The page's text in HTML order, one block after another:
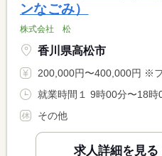
ンなごみ）
株式会社 松
香川県高松市
200,000円〜400,000円 ※フルタイム求人の場合は月額（換
就業時間１ 9時00分〜18時
その他
求人詳細を見る